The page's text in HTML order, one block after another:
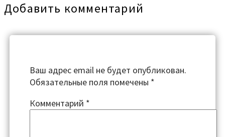
Добавить комментарий
Ваш адрес email не будет опубликован.
Обязательные поля помечены *
Комментарий *